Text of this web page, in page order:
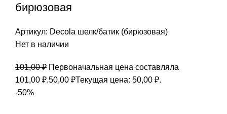
бирюзовая
Артикул: Decola шелк/батик (бирюзовая)
Нет в наличии
101,00₽ Первоначальная цена составляла
101,00 ₽.50,00 ₽Текущая цена: 50,00 ₽.
-50%